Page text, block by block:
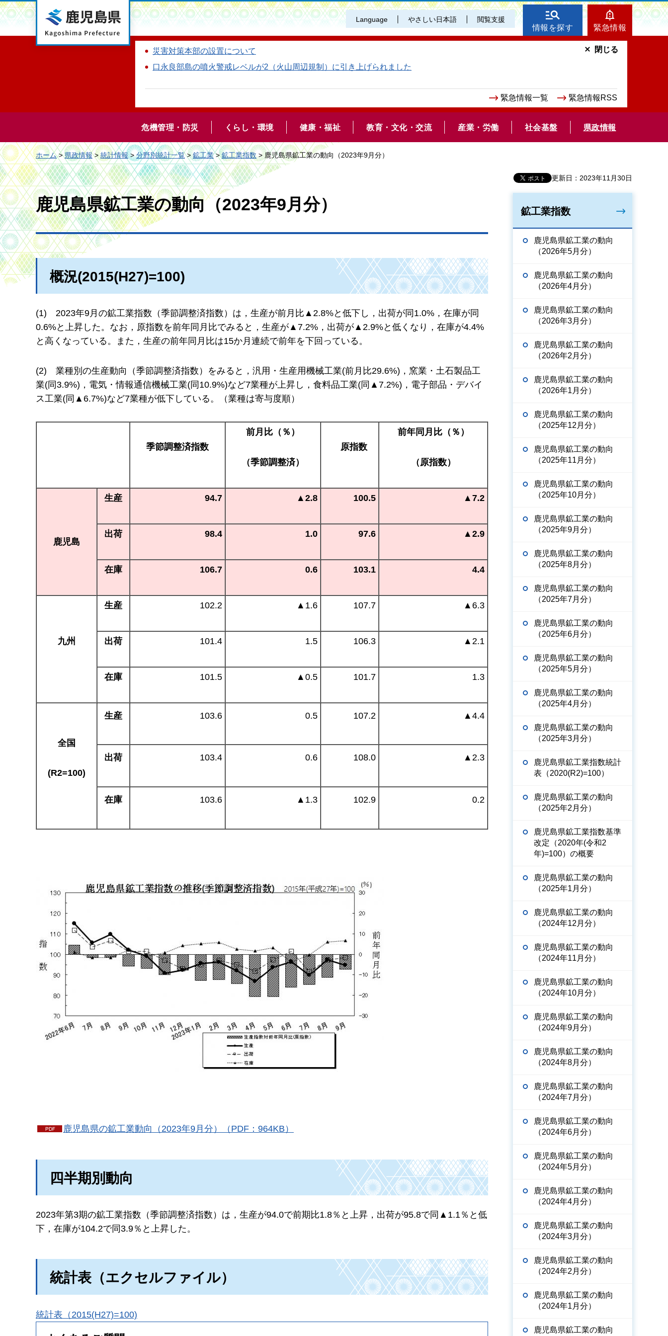
鹿児島県 Language やさしい日本語 閲覧支援
情報を探す 緊急情報
災害対策本部の設置について
口永良部島の噴火警戒レベルが2（火山周辺規制）に引き上げられました
緊急情報一覧 緊急情報RSS
閉じる
危機管理・防災 くらし・環境 健康・福祉 教育・文化・交流 産業・労働 社会基盤 県政情報
ホーム>県政情報>統計情報>分野別統計一覧>鉱工業>鉱工業指数> 鹿児島県鉱工業の動向（2023年9月分）
更新日：2023年11月30日
鹿児島県鉱工業の動向（2023年9月分）
概況(2015(H27)=100)
(1) 2023年9月の鉱工業指数（季節調整済指数）は，生産が前月比▲2.8%と低下し，出荷が同1.0%，在庫が同
0.6%と上昇した。なお，原指数を前年同月比でみると，生産が▲7.2%，出荷が▲2.9%と低くなり，在庫が4.4%
と高くなっている。また，生産の前年同月比は15か月連続で前年を下回っている。
(2) 業種別の生産動向（季節調整済指数）をみると，汎用・生産用機械工業(前月比29.6%)，窯業・土石製品工
業(同3.9%)，電気・情報通信機械工業(同10.9%)など7業種が上昇し，食料品工業(同▲7.2%)，電子部品・デバイ
ス工業(同▲6.7%)など7業種が低下している。（業種は寄与度順）
季節調整済指数
前月比（％）
（季節調整済）
原指数
前年同月比（％）
（原指数）
鹿児島
生産 94.7 ▲2.8 100.5 ▲7.2
出荷 98.4 1.0 97.6 ▲2.9
在庫 106.7 0.6 103.1 4.4
九州
生産 102.2 ▲ 1.6 107.7 ▲ 6.3
出荷 101.4 1.5 106.3 ▲ 2.1
在庫 101.5 ▲ 0.5 101.7 1.3
全国
(R2=100)
生産 103.6 0.5 107.2 ▲ 4.4
出荷 103.4 0.6 108.0 ▲ 2.3
在庫 103.6 ▲ 1.3 102.9 0.2
鹿児島県の鉱工業動向（2023年9月分）（PDF：964KB）
四半期別動向
2023年第3期の鉱工業指数（季節調整済指数）は，生産が94.0で前期比1.8％と上昇，出荷が95.8で同 ▲ 1.1％と低
下，在庫が104.2で同3.9％と上昇した。
統計表（エクセルファイル）
統計表（2015(H27)=100)
鉱工業指数
鹿児島県鉱工業の動向
（2026年5月分）
鹿児島県鉱工業の動向
（2026年4月分）
鹿児島県鉱工業の動向
（2026年3月分）
鹿児島県鉱工業の動向
（2026年2月分）
鹿児島県鉱工業の動向
（2026年1月分）
鹿児島県鉱工業の動向
（2025年12月分）
鹿児島県鉱工業の動向
（2025年11月分）
鹿児島県鉱工業の動向
（2025年10月分）
鹿児島県鉱工業の動向
（2025年9月分）
鹿児島県鉱工業の動向
（2025年8月分）
鹿児島県鉱工業の動向
（2025年7月分）
鹿児島県鉱工業の動向
（2025年6月分）
鹿児島県鉱工業の動向
（2025年5月分）
鹿児島県鉱工業の動向
（2025年4月分）
鹿児島県鉱工業の動向
（2025年3月分）
鹿児島県鉱工業指数統計
表（2020(R2)=100）
鹿児島県鉱工業の動向
（2025年2月分）
鹿児島県鉱工業指数基準
改定（2020年(令和2
年)=100）の概要
鹿児島県鉱工業の動向
（2025年1月分）
鹿児島県鉱工業の動向
（2024年12月分）
鹿児島県鉱工業の動向
（2024年11月分）
鹿児島県鉱工業の動向
（2024年10月分）
鹿児島県鉱工業の動向
（2024年9月分）
鹿児島県鉱工業の動向
（2024年8月分）
鹿児島県鉱工業の動向
（2024年7月分）
鹿児島県鉱工業の動向
（2024年6月分）
鹿児島県鉱工業の動向
（2024年5月分）
鹿児島県鉱工業の動向
（2024年4月分）
鹿児島県鉱工業の動向
（2024年3月分）
鹿児島県鉱工業の動向
（2024年2月分）
鹿児島県鉱工業の動向
（2024年1月分）
鹿児島県鉱工業の動向